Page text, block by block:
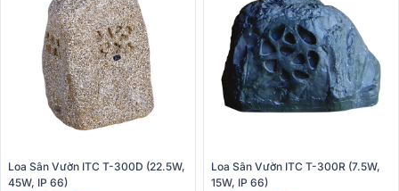
Loa Sân Vườn ITC T-300D (22.5W,
45W, IP 66)
Loa Sân Vườn ITC T-300R (7.5W,
15W, IP 66)